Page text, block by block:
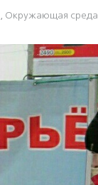
, Окружающая среда